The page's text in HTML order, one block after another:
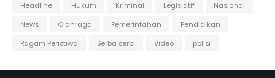
Headline Hukum Kriminal Legislatif
Nasional
News
Olahraga Pemerintahan
Pendidikan
Ragam Peristiwa
Serba serbi Video polisi